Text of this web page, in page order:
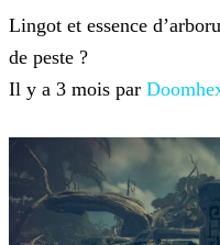
Lingot et essence
de peste ?
Il y a 3 mois par